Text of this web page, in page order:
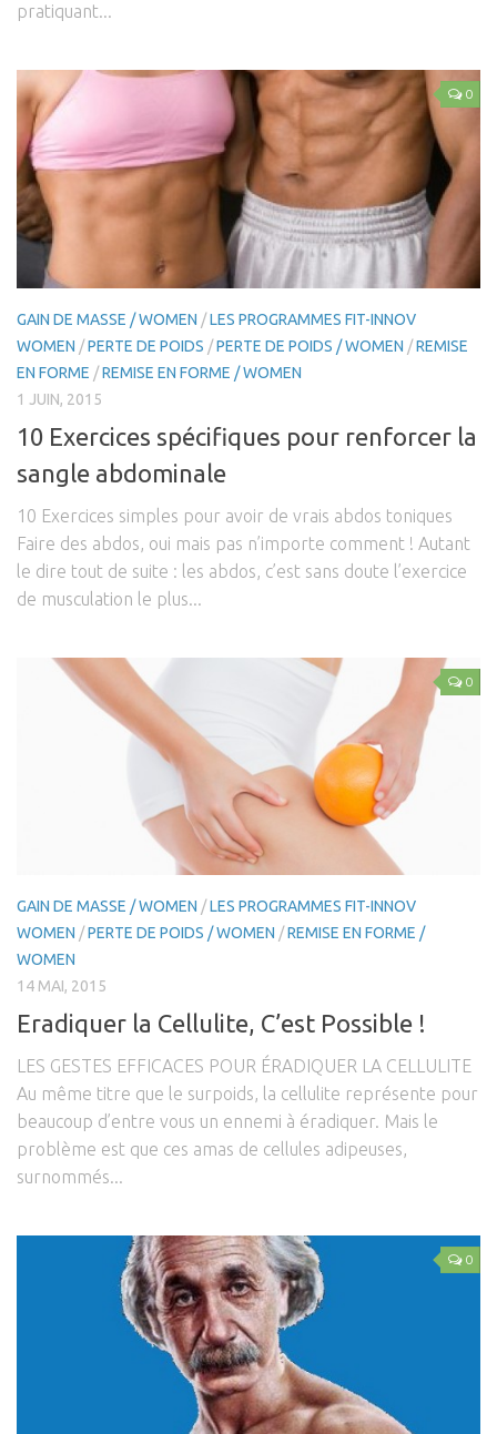
pratiquant...
0
GAIN DE MASSE / WOMEN /LES PROGRAMMES FIT-INNOV
WOMEN /PERTE DE POIDS /PERTE DE POIDS / WOMEN /REMISE
EN FORME /REMISE EN FORME / WOMEN
1 JUIN, 2015
10 Exercices spécifiques pour renforcer la
sangle abdominale
10 Exercices simples pour avoir de vrais abdos toniques
Faire des abdos, oui mais pas n’importe comment ! Autant
le dire tout de suite : les abdos, c’est sans doute l’exercice
de musculation le plus...
0
GAIN DE MASSE / WOMEN /LES PROGRAMMES FIT-INNOV
WOMEN /PERTE DE POIDS / WOMEN /REMISE EN FORME /
WOMEN
14 MAI, 2015
Eradiquer la Cellulite, C’est Possible !
LES GESTES EFFICACES POUR ÉRADIQUER LA CELLULITE
Au même titre que le surpoids, la cellulite représente pour
beaucoup d’entre vous un ennemi à éradiquer. Mais le
problème est que ces amas de cellules adipeuses,
surnommés...
0